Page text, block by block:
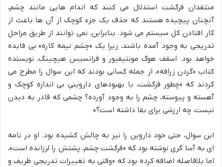
منتقدان فرگشت استدلال می کنند که اندام هایی مانند چشم،
آنچنان پیچیده هستند که حذف یک جزء کوچک از آن ها باعث از
کار افتادن کل سیستم می شود. بنابراین، نمی توانند از طریق مراحل
تدریجی به وجود آمده باشند، زیرا یک «چشم نیمه کاره» بی فایده
خواهد بود. اسقف هوگ مونتیفیور و فرانسیس هیچینگ، نویسنده
کتاب «گردن زرافه»، از جمله کسانی بودند که این سوال را مطرح می
کردند که «چطور فرگشت، با بهبودهای داروینیِ بی اندازه کوچک و
آهسته و پیوسته، چشم را به وجود آورده؟ چشمی که قادر به دیدن
نیست، چه ارزشی برای بقا داشته است؟»
این سوال، حتی خود داروین را نیز به چالش کشیده بود. او در نامه
ای به آسا گری نوشته بود که «فرگشت چشم، پشتش را لرزانده است»،
اما بلافاصله اضافه کرده بود که «وقتی به تغییرات تدریجی ظریف و